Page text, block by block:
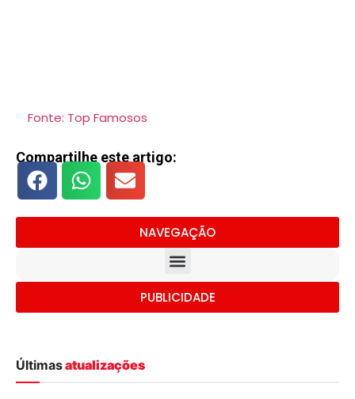
Fonte: Top Famosos
Compartilhe este artigo:
NAVEGAÇÃO
PUBLICIDADE
Últimasatualizações